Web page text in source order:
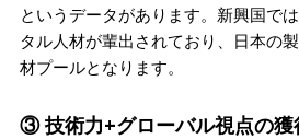
というデータがあります。新興国で
タル人材が輩出されており、日本の
材プールとなります。
③ 技術力+グローバル視点の獲